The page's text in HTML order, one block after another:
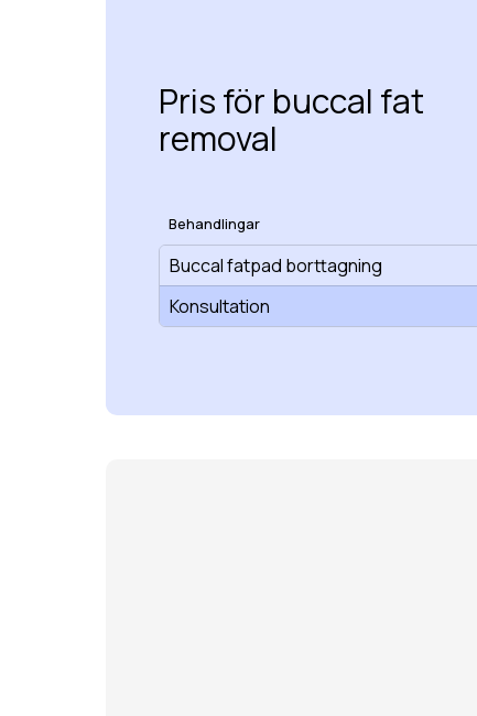
Pris för buccal fat
removal
Behandlingar
Buccal fatpad borttagning
Konsultation